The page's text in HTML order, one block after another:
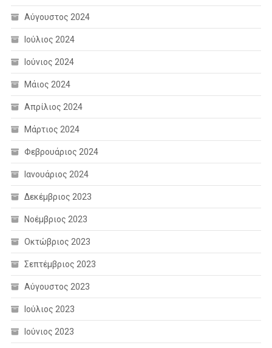
Αύγουστος 2024
Ιούλιος 2024
Ιούνιος 2024
Μάιος 2024
Απρίλιος 2024
Μάρτιος 2024
Φεβρουάριος 2024
Ιανουάριος 2024
Δεκέμβριος 2023
Νοέμβριος 2023
Οκτώβριος 2023
Σεπτέμβριος 2023
Αύγουστος 2023
Ιούλιος 2023
Ιούνιος 2023